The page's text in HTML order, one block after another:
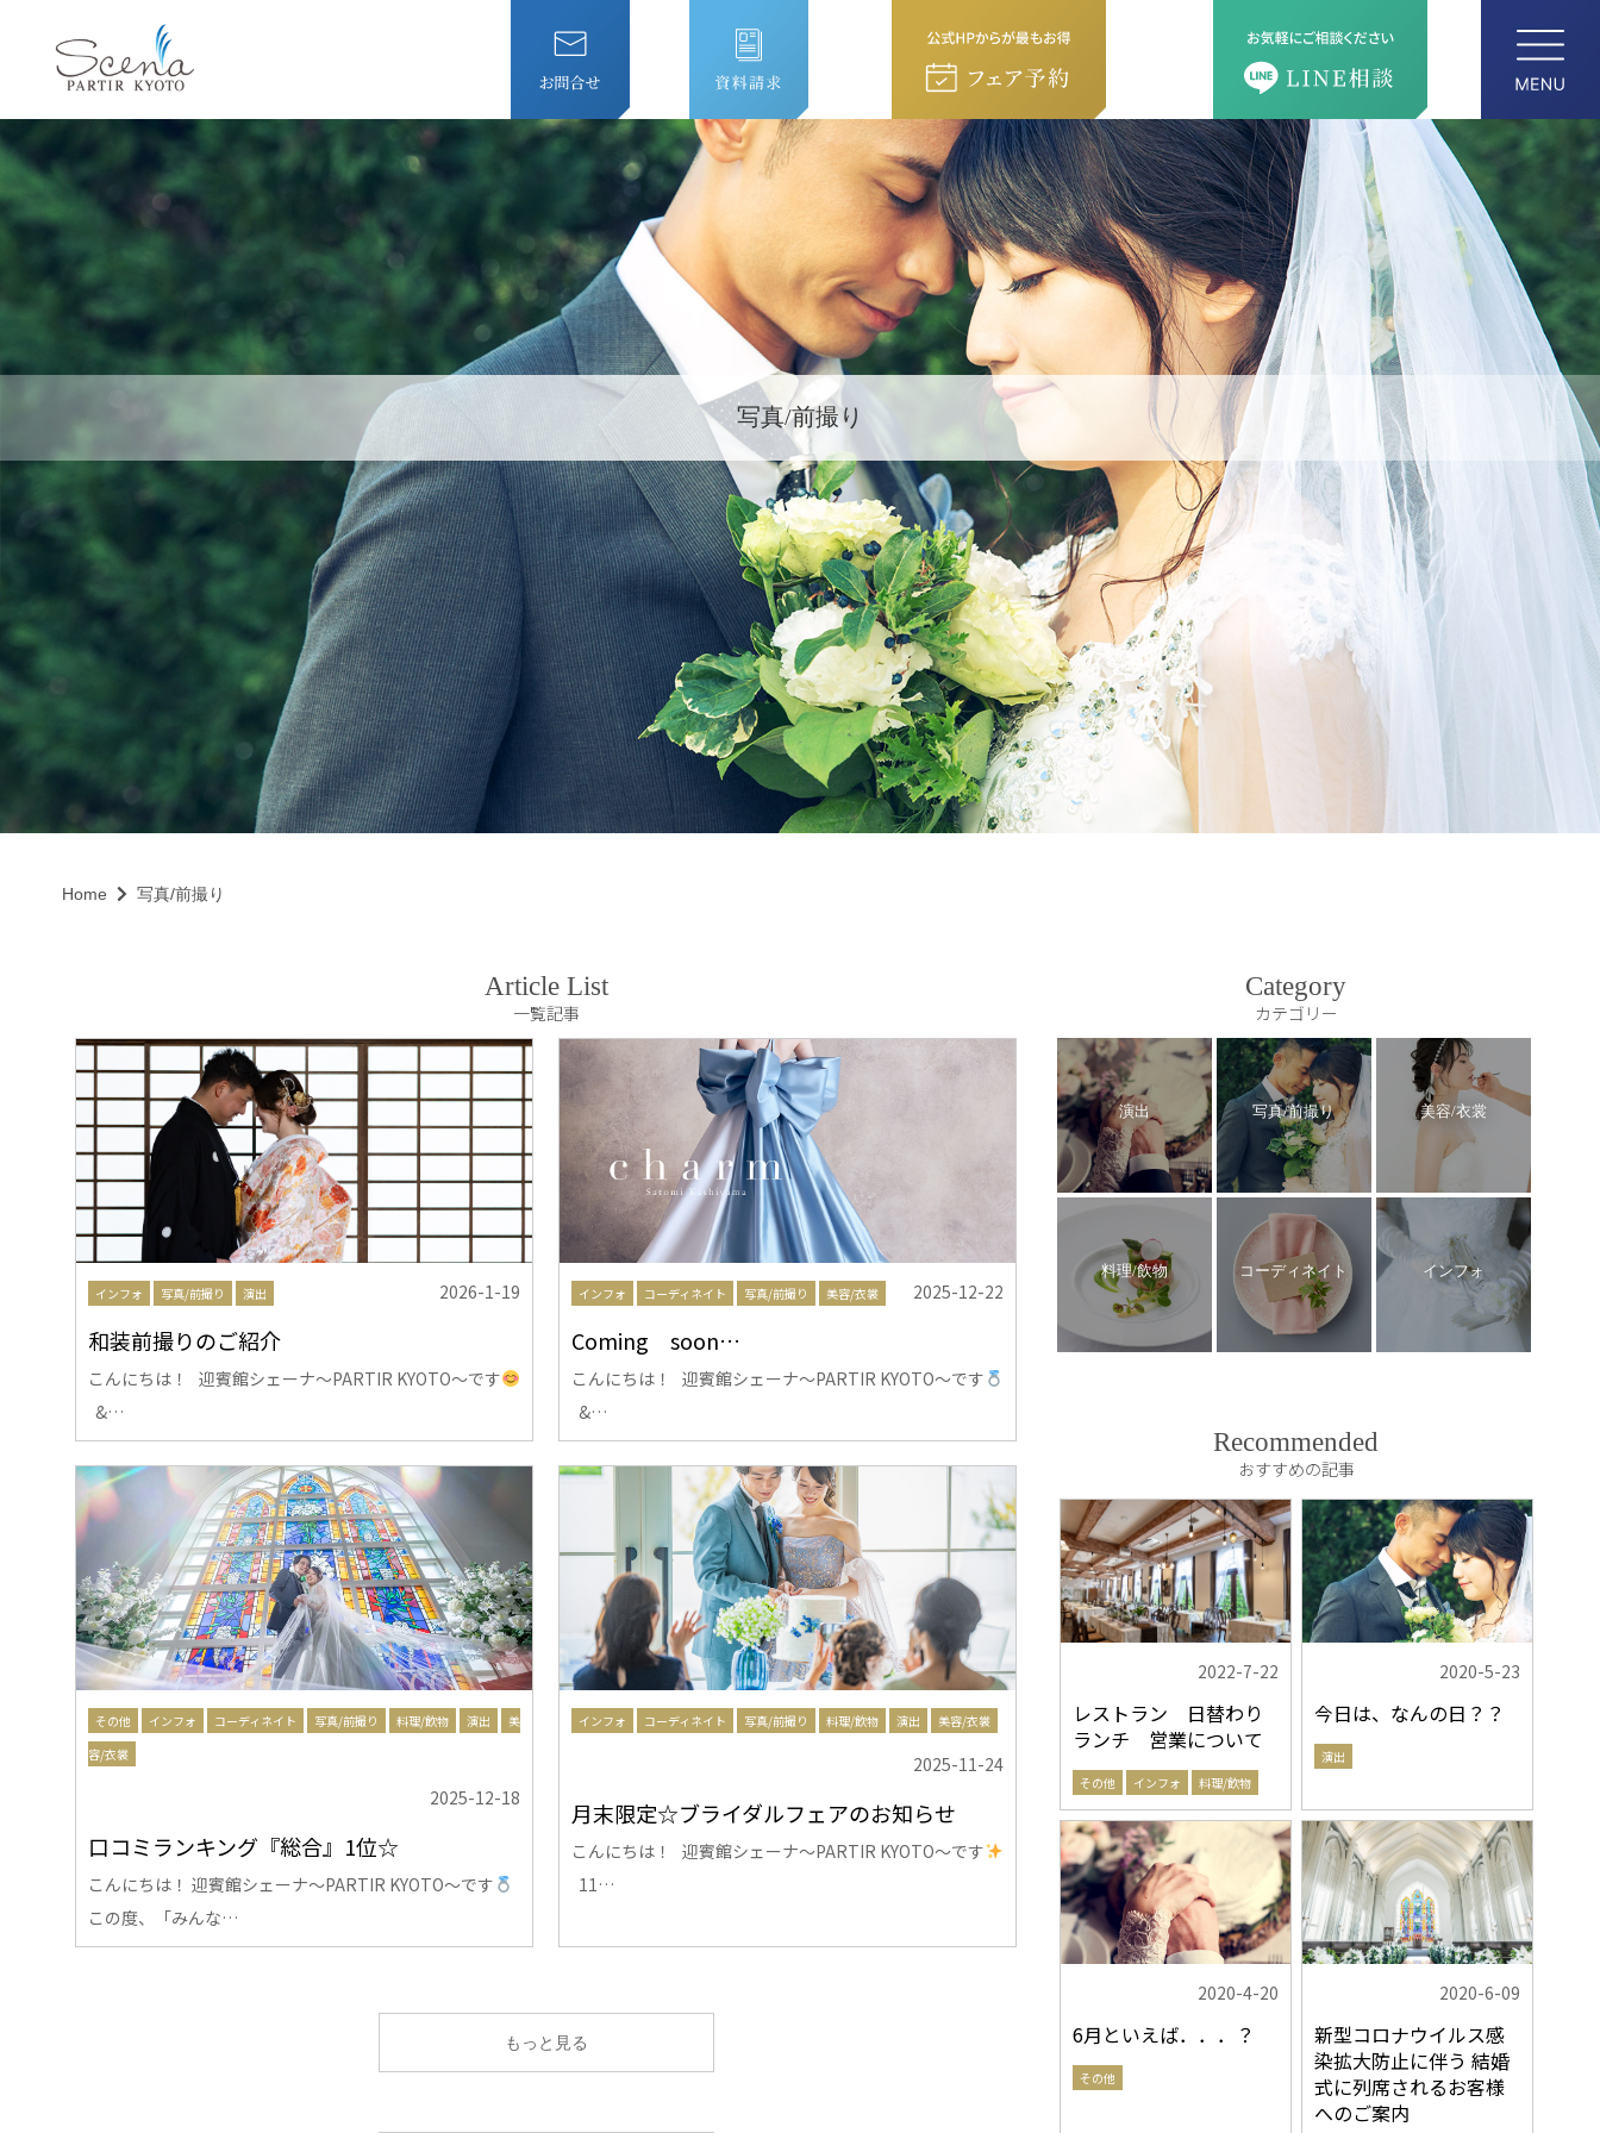
写真/前撮り
Home 写真/前撮り
Article List
一覧記事
インフォ 写真/前撮り 演出 2026-1-19
和装前撮りのご紹介
こんにちは！ 迎賓館シェーナ～PARTIR KYOTO～です
&…
インフォ コーディネイト 写真/前撮り 美容/衣裳 2025-12-22
Coming soon…
こんにちは！ 迎賓館シェーナ～PARTIR KYOTO～です
&…
その他 インフォ コーディネイト 写真/前撮り 料理/飲物 演出
美
容/衣裳
2025-12-18
口コミランキング『総合』1位☆
こんにちは！ 迎賓館シェーナ～PARTIR KYOTO～です
この度、「みんな…
インフォ コーディネイト 写真/前撮り 料理/飲物 演出 美容/衣裳
2025-11-24
月末限定☆ブライダルフェアのお知らせ
こんにちは！ 迎賓館シェーナ～PARTIR KYOTO～です
11…
もっと見る
Category
カテゴリー
演出 写真/前撮り 美容/衣裳
料理/飲物 コーディネイト インフォ
Recommended
おすすめの記事
2022-7-22
レストラン 日替わり
ランチ 営業について
その他 インフォ 料理/飲物
2020-5-23
今日は、なんの日？？
演出
2020-4-20
6月といえば．．．？
その他
2020-6-09
新型コロナウイルス感
染拡大防止に伴う 結婚
式に列席されるお客様
へのご案内